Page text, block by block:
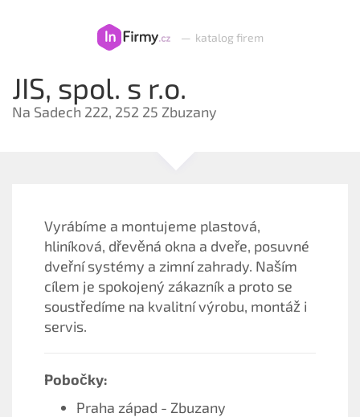
— katalog firem
JIS, spol. s r.o.
Na Sadech 222, 252 25 Zbuzany
Vyrábíme a montujeme plastová,
hliníková, dřevěná okna a dveře, posuvné
dveřní systémy a zimní zahrady. Naším
cílem je spokojený zákazník a proto se
soustředíme na kvalitní výrobu, montáž i
servis.
Pobočky:
Praha západ - Zbuzany